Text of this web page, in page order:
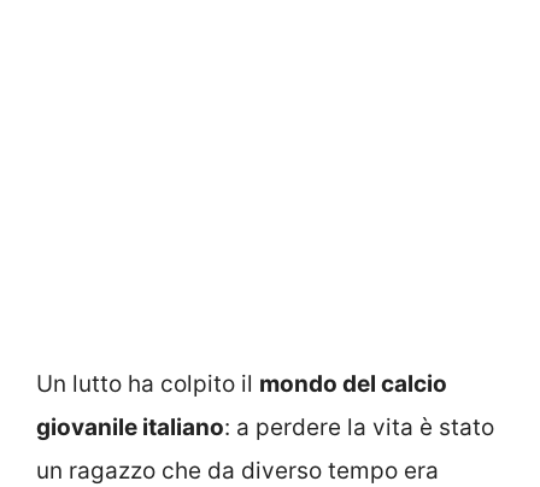
Un lutto ha colpito il mondo del calcio
giovanile italiano: a perdere la vita è stato
un ragazzo che da diverso tempo era